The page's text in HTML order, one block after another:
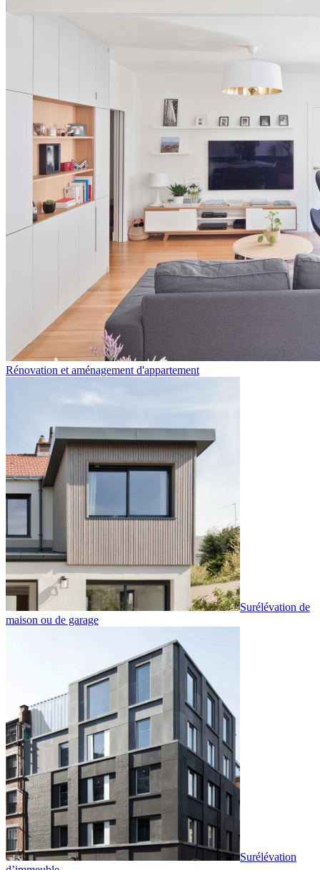
Rénovation et aménagement d'appartement
Surélévation de
maison ou de garage
Surélévation